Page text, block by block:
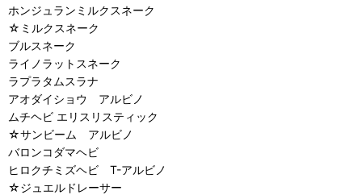
ホンジュランミルクスネーク
☆ミルクスネーク
ブルスネーク
ライノラットスネーク
ラプラタムスラナ
アオダイショウ アルビノ
ムチヘビ エリスリスティック
☆サンビーム アルビノ
バロンコダマヘビ
ヒロクチミズヘビ T-アルビノ
☆ジュエルドレーサー